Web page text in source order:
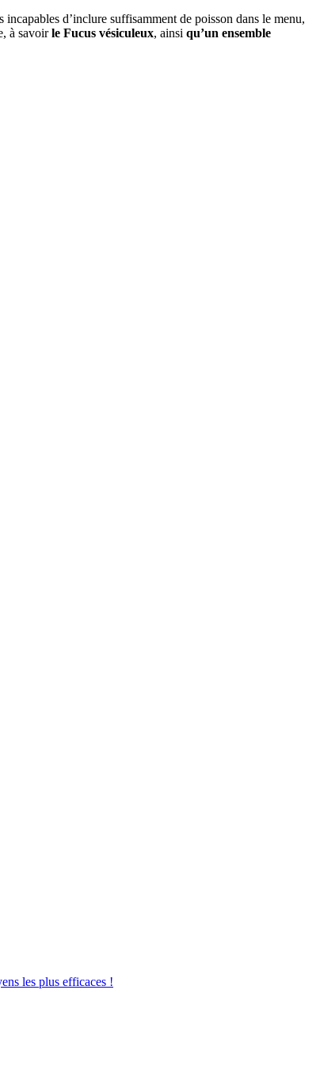
d’inclure suffisamment de poisson dans le menu,
à savoirle Fucus vésiculeux, ainsi qu’un ensemble
les plus efficaces !